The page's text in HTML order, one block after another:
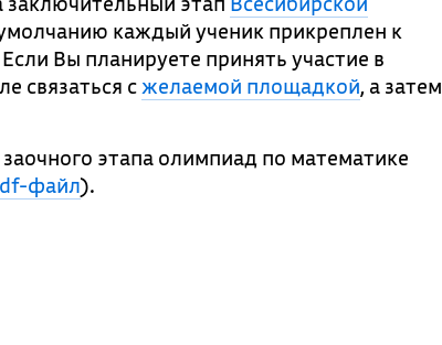
каждый ученик прикреплен к
Вы планируете принять участие в
связаться сжелаемой площадкой, а затем
этапа олимпиад по математике
файл).